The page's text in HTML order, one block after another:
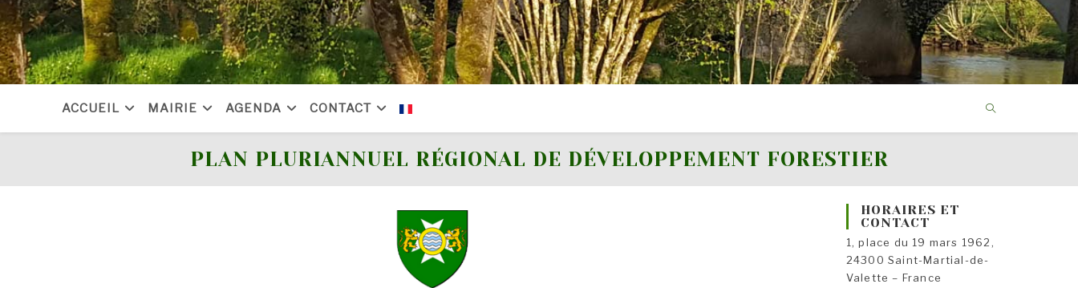
Skip
to
content
ACCUEIL MAIRIE AGENDA CONTACT
PLAN PLURIANNUEL RÉGIONAL DE DÉVELOPPEMENT FORESTIER
HORAIRES ET
CONTACT
1, place du 19 mars 1962,
24300 Saint-Martial-de-
Valette – France